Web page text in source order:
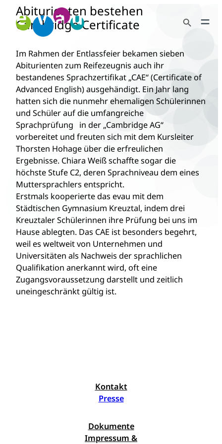
Zum
Inhalt
springen
Abiturienten bestehen
Cambridge Certificate
Im Rahmen der Entlassfeier bekamen sieben
Abiturienten zum Reifezeugnis auch ihr
bestandenes Sprachzertifikat „CAE“ (Certificate of
Advanced English) ausgehändigt. Ein Jahr lang
hatten sich die nunmehr ehemaligen Schülerinnen
und Schüler auf die umfangreiche
Sprachprüfung in der „Cambridge AG“
vorbereitet und freuten sich mit dem Kursleiter
Thorsten Hohage über die erfreulichen
Ergebnisse. Chiara Weiß schaffte sogar die
höchste Stufe C2, deren Sprachniveau dem eines
Muttersprachlers entspricht.
Erstmals kooperierte das evau mit dem
Städtischen Gymnasium Kreuztal, indem drei
Kreuztaler Schülerinnen ihre Prüfung bei uns im
Hause ablegten. Das CAE ist besonders begehrt,
weil es weltweit von Unternehmen und
Universitäten als Nachweis der sprachlichen
Qualifikation anerkannt wird, oft eine
Zugangsvoraussetzung darstellt und zeitlich
uneingeschränkt gültig ist.
Kontakt
Presse
Dokumente
Impressum &